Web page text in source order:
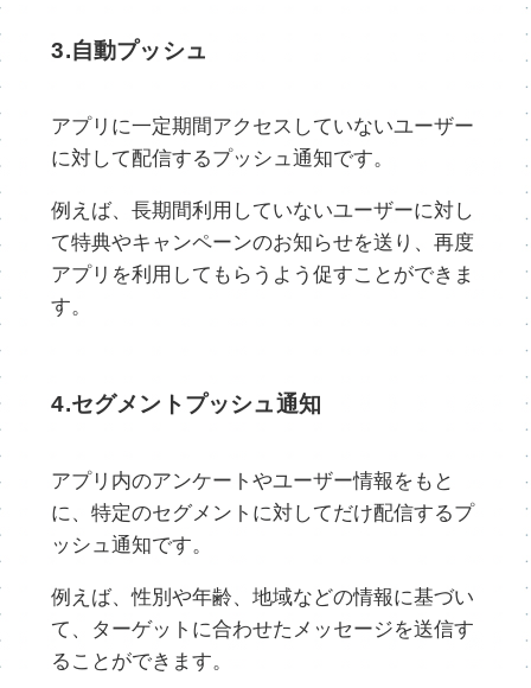
3.自動プッシュ
アプリに一定期間アクセスしていないユーザー
に対して配信するプッシュ通知です。
例えば、長期間利用していないユーザーに対し
て特典やキャンペーンのお知らせを送り、再度
アプリを利用してもらうよう促すことができま
す。
4.セグメントプッシュ通知
アプリ内のアンケートやユーザー情報をもと
に、特定のセグメントに対してだけ配信するプ
ッシュ通知です。
例えば、性別や年齢、地域などの情報に基づい
て、ターゲットに合わせたメッセージを送信す
ることができます。